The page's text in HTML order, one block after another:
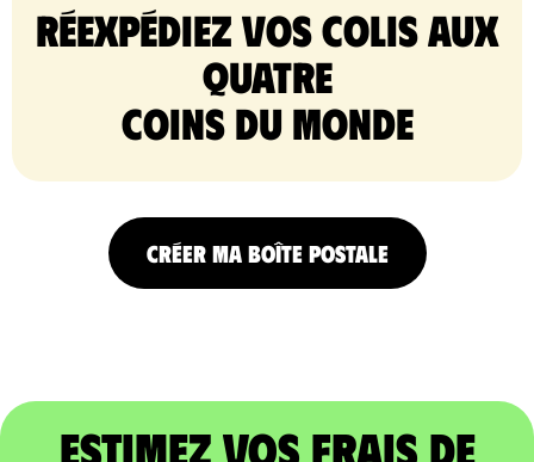
Réexpédiez vos colis aux
quatre
coins du monde
CRÉER MA BOÎTE POSTALE
Estimez vos frais de